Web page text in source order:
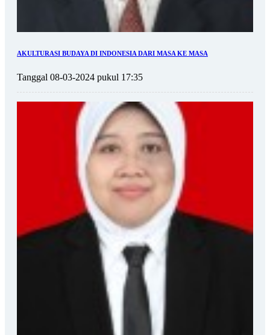
AKULTURASI BUDAYA DI INDONESIA DARI MASA KE MASA
Tanggal 08-03-2024 pukul 17:35